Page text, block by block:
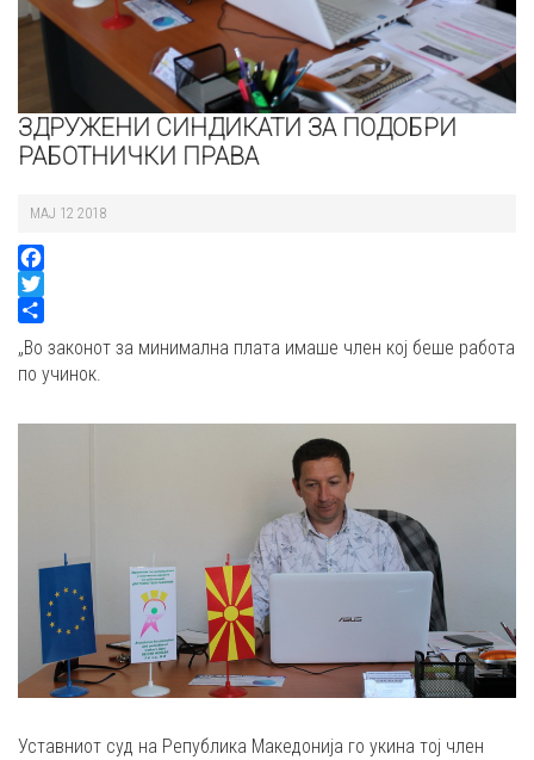
ЗДРУЖЕНИ СИНДИКАТИ ЗА ПОДОБРИ
РАБОТНИЧКИ ПРАВА
MAJ 12 2018
Facebook
Twitter
Share
„Во законот за минимална плата имаше член кој беше работа
по учинок.
Уставниот суд на Република Македонија го укина тој член